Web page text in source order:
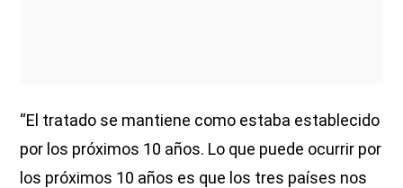
“El tratado se mantiene como estaba establecido
por los próximos 10 años. Lo que puede ocurrir por
los próximos 10 años es que los tres países nos